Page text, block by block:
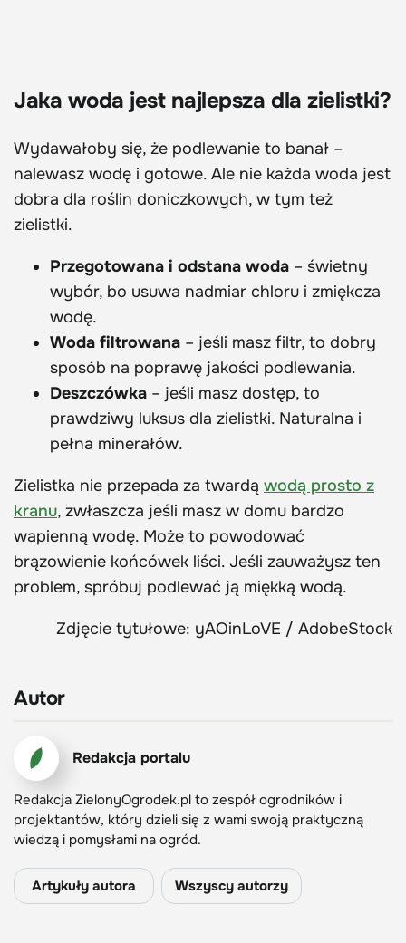
Jaka woda jest najlepsza dla zielistki?
Wydawałoby się, że podlewanie to banał –
nalewasz wodę i gotowe. Ale nie każda woda jest
dobra dla roślin doniczkowych, w tym też
zielistki.
Przegotowana i odstana woda – świetny
wybór, bo usuwa nadmiar chloru i zmiękcza
wodę.
Woda filtrowana – jeśli masz filtr, to dobry
sposób na poprawę jakości podlewania.
Deszczówka – jeśli masz dostęp, to
prawdziwy luksus dla zielistki. Naturalna i
pełna minerałów.
Zielistka nie przepada za twardą wodą prosto z
kranu, zwłaszcza jeśli masz w domu bardzo
wapienną wodę. Może to powodować
brązowienie końcówek liści. Jeśli zauważysz ten
problem, spróbuj podlewać ją miękką wodą.
Zdjęcie tytułowe: yAOinLoVE / AdobeStock
Autor
Redakcja portalu
Redakcja ZielonyOgrodek.pl to zespół ogrodników i
projektantów, który dzieli się z wami swoją praktyczną
wiedzą i pomysłami na ogród.
Artykuły autora Wszyscy autorzy